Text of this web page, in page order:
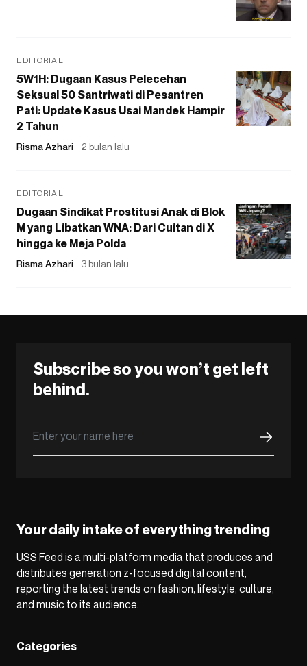
EDITORIAL
5W1H: Dugaan Kasus Pelecehan
Seksual 50 Santriwati di Pesantren
Pati: Update Kasus Usai Mandek Hampir
2 Tahun
Risma Azhari 2 bulan lalu
EDITORIAL
Dugaan Sindikat Prostitusi Anak di Blok
M yang Libatkan WNA: Dari Cuitan di X
hingga ke Meja Polda
Risma Azhari 3 bulan lalu
Subscribe so you won’t get left
behind.
Your daily intake of everything trending
USS Feed is a multi-platform media that produces and
distributes generation z-focused digital content,
reporting the latest trends on fashion, lifestyle, culture,
and music to its audience.
Categories